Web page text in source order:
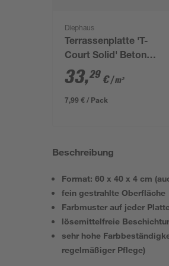
Diephaus
Terrassenplatte 'T-
Court Solid' Beton
muschelkalkfarben 60
x 40 x 4 cm
33,29 €/ m²
7,99 € / Pack
Beschreibung
Format: 60 x 40 x 4 cm
fein gestrahlte Oberfläche
Farbmuster auf jeder
lösemittelfreie
sehr hohe
regelmäßiger Pflege)